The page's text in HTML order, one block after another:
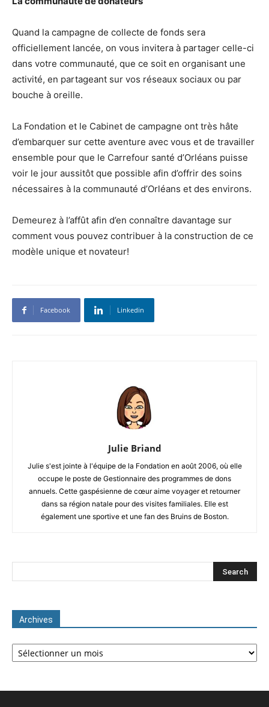
Quand la campagne de collecte de fonds sera
officiellement lancée, on vous invitera à partager celle-ci
dans votre communauté, que ce soit en organisant une
activité, en partageant sur vos réseaux sociaux ou par
bouche à oreille.
La Fondation et le Cabinet de campagne ont très hâte
d’embarquer sur cette aventure avec vous et de travailler
ensemble pour que le Carrefour santé d’Orléans puisse
voir le jour aussitôt que possible afin d’offrir des soins
nécessaires à la communauté d’Orléans et des environs.
Demeurez à l’affût afin d’en connaître davantage sur
comment vous pouvez contribuer à la construction de ce
modèle unique et novateur!
Facebook Linkedin
Julie Briand
Julie s'est jointe à l'équipe de la Fondation en août 2006, où elle
occupe le poste de Gestionnaire des programmes de dons
annuels. Cette gaspésienne de cœur aime voyager et retourner
dans sa région natale pour des visites familiales. Elle est
également une sportive et une fan des Bruins de Boston.
Archives
Archives